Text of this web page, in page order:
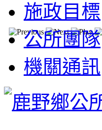
施政目標
公所團隊
機關通訊